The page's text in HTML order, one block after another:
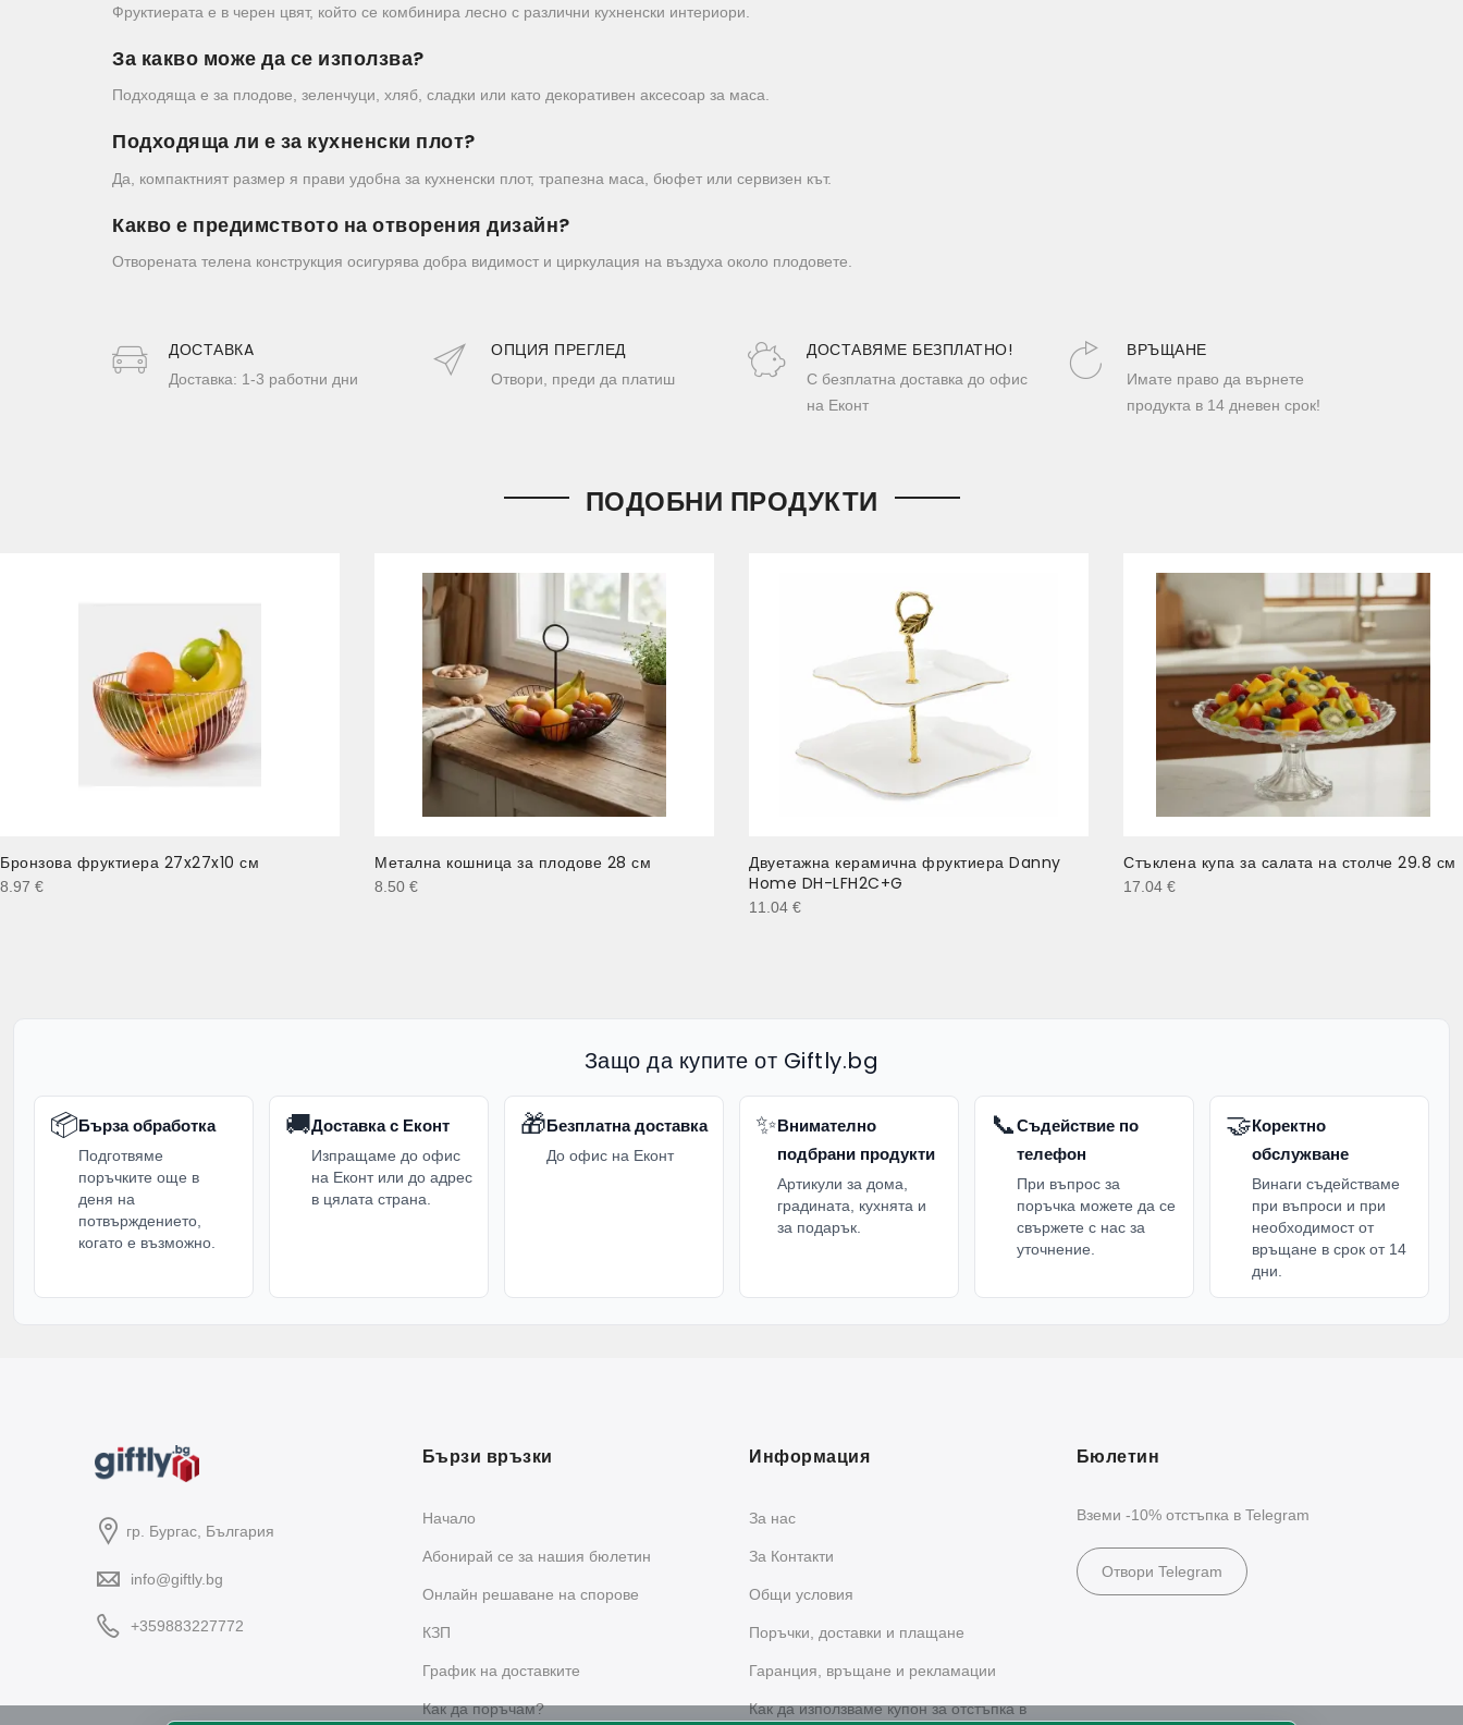
Фруктиерата е в черен цвят, който се комбинира лесно с различни кухненски интериори.
За какво може да се използва?
Подходяща е за плодове, зеленчуци, хляб, сладки или като декоративен аксесоар за маса.
Подходяща ли е за кухненски плот?
Да, компактният размер я прави удобна за кухненски плот, трапезна маса, бюфет или сервизен кът.
Какво е предимството на отворения дизайн?
Отворената телена конструкция осигурява добра видимост и циркулация на въздуха около плодовете.
ДОСТАВКA
Доставка: 1-3 работни дни
ОПЦИЯ ПРЕГЛЕД
Отвори, преди да платиш
ДОСТАВЯМЕ БЕЗПЛАТНО!
С безплатна доставка до офис
на Еконт
ВРЪЩАНЕ
Имате право да върнете
продукта в 14 дневен срок!
ПОДОБНИ ПРОДУКТИ
Бронзова фруктиера 27x27x10 см
8.97 €
Метална кошница за плодове 28 см
8.50 €
Двуетажна керамична фруктиера Danny
Home DH-LFH2C+G
11.04 €
Стъклена купа за салата на столче 29.8 см
17.04 €
Защо да купите от Giftly.bg
📦Бърза обработка
Подготвяме
поръчките още в
деня на
потвърждението,
когато е възможно.
🚚Доставка с Еконт
Изпращаме до офис
на Еконт или до адрес
в цялата страна.
🎁Безплатна доставка
До офис на Еконт
✨Внимателно
подбрани продукти
Артикули за дома,
градината, кухнята и
за подарък.
📞Съдействие по
телефон
При въпрос за
поръчка можете да се
свържете с нас за
уточнение.
🤝Коректно
обслужване
Винаги съдействаме
при въпроси и при
необходимост от
връщане в срок от 14
дни.
гр. Бургас, България
info@giftly.bg
+359883227772
Бързи връзки
Начало
Абонирай се за нашия бюлетин
Oнлайн решаване на спорове
КЗП
График на доставките
Как да поръчам?
Информация
За нас
За Контакти
Общи условия
Поръчки, доставки и плащане
Гаранция, връщане и рекламации
Как да използваме купон за отстъпка в
Бюлетин
Вземи -10% отстъпка в Telegram
Отвори Telegram